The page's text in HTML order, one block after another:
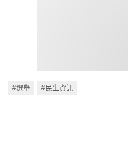
#選舉 #民生資訊